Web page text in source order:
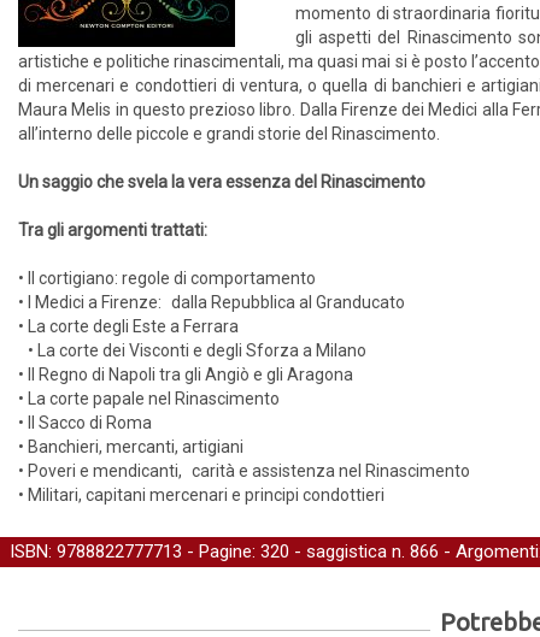
momento di straordinaria
gli aspetti del Rinascimento
artistiche e politiche rinascimentali, ma quasi mai si è posto
di mercenari e condottieri di ventura, o quella di banchieri e
Maura Melis in questo prezioso libro. Dalla Firenze dei Medici alla
all’interno delle piccole e grandi storie del Rinascimento.
Un saggio che svela la vera essenza del Rinascimento
Tra gli argomenti trattati:
• Il cortigiano: regole di comportamento
• I Medici a Firenze: dalla Repubblica al Granducato
• La corte degli Este a Ferrara
• La corte dei Visconti e degli Sforza a Milano
• Il Regno di Napoli tra gli Angiò e gli Aragona
• La corte papale nel Rinascimento
• Il Sacco di Roma
• Banchieri, mercanti, artigiani
• Poveri e mendicanti, carità e assistenza nel Rinascimento
• Militari, capitani mercenari e principi condottieri
ISBN: 9788822777713 - Pagine: 320 - saggistica n. 866 -